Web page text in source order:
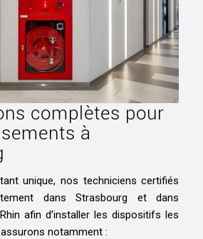
complètes pour
à
unique, nos techniciens certifiés
dans Strasbourg et dans
afin d’installer les dispositifs les
notamment :